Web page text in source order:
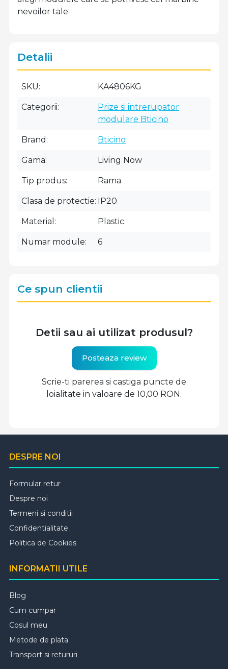
nevoilor tale.
Detalii
SKU KA4806KG
Categorii
Prize si intrerupator
modulare Bticino
Brand Bticino
Gama Living Now
Tip produs Rama
Clasa de protectie IP20
Material Plastic
Numar module 6
Ce spun clientii
Detii sau ai utilizat produsul?
Posteaza review
Scrie-ti parerea si castiga puncte de
loialitate in valoare de 10,00 RON.
DESPRE NOI
Formular retur
Despre noi
Termeni si conditii
Confidentialitate
Politica de Cookies
INFORMATII UTILE
Blog
Cum cumpar
Cosul meu
Metode de plata
Transport si retururi